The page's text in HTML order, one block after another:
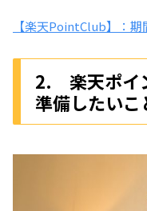
【楽天PointClub】：
2. 楽天ポイ
準備したいこ